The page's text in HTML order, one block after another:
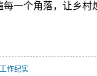
一个角落，让乡
作纪实